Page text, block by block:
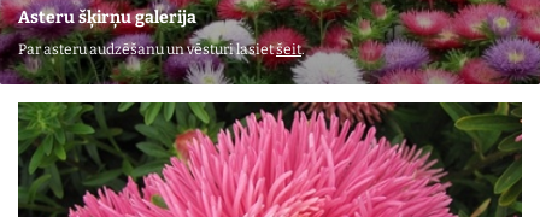
Asteru šķirņu galerija
Par asteru audzēšanu un vēsturi lasietšeit.